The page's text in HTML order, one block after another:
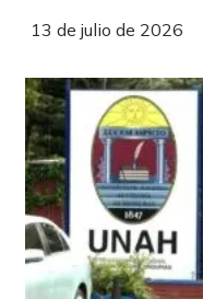
13 de julio de 2026